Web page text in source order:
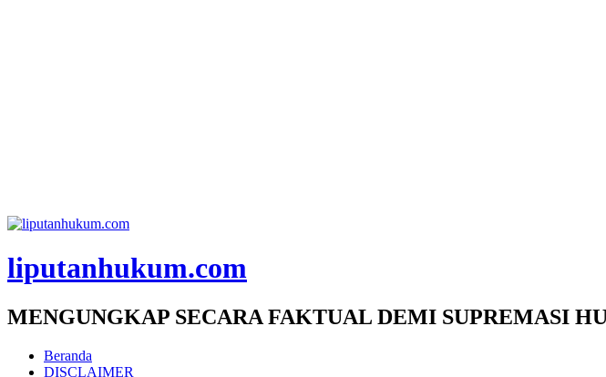
liputanhukum.com
MENGUNGKAP SECARA FAKTUAL DEMI SUPREMASI
Beranda
DISCLAIMER